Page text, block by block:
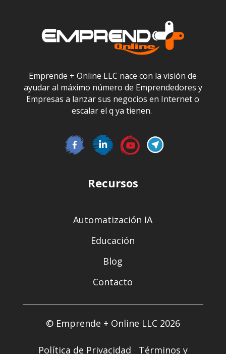
Emprende + Online LLC nace con la visión de
ayudar al máximo número de Emprendedores y
Empresas a lanzar sus negocios en Internet o
escalar el q ya tienen.
Recursos
Automatización IA
Educación
Blog
Contacto
© Emprende + Online LLC 2026
Política de Privacidad Términos y